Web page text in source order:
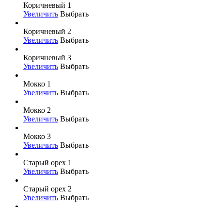
Коричневый 1
Увеличить Выбрать
Коричневый 2
Увеличить Выбрать
Коричневый 3
Увеличить Выбрать
Мокко 1
Увеличить Выбрать
Мокко 2
Увеличить Выбрать
Мокко 3
Увеличить Выбрать
Старый орех 1
Увеличить Выбрать
Старый орех 2
Увеличить Выбрать